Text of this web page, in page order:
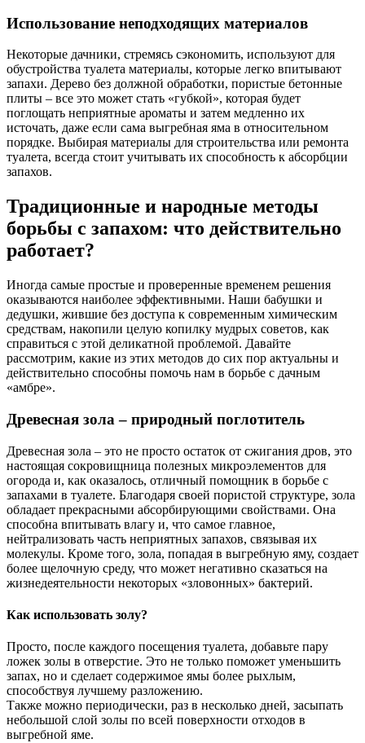
Использование неподходящих материалов
Некоторые дачники, стремясь сэкономить, используют для
обустройства туалета материалы, которые легко впитывают
запахи. Дерево без должной обработки, пористые бетонные
плиты – все это может стать «губкой», которая будет
поглощать неприятные ароматы и затем медленно их
источать, даже если сама выгребная яма в относительном
порядке. Выбирая материалы для строительства или ремонта
туалета, всегда стоит учитывать их способность к абсорбции
запахов.
Традиционные и народные методы
борьбы с запахом: что действительно
работает?
Иногда самые простые и проверенные временем решения
оказываются наиболее эффективными. Наши бабушки и
дедушки, жившие без доступа к современным химическим
средствам, накопили целую копилку мудрых советов, как
справиться с этой деликатной проблемой. Давайте
рассмотрим, какие из этих методов до сих пор актуальны и
действительно способны помочь нам в борьбе с дачным
«амбре».
Древесная зола – природный поглотитель
Древесная зола – это не просто остаток от сжигания дров, это
настоящая сокровищница полезных микроэлементов для
огорода и, как оказалось, отличный помощник в борьбе с
запахами в туалете. Благодаря своей пористой структуре, зола
обладает прекрасными абсорбирующими свойствами. Она
способна впитывать влагу и, что самое главное,
нейтрализовать часть неприятных запахов, связывая их
молекулы. Кроме того, зола, попадая в выгребную яму, создает
более щелочную среду, что может негативно сказаться на
жизнедеятельности некоторых «зловонных» бактерий.
Как использовать золу?
Просто, после каждого посещения туалета, добавьте пару
ложек золы в отверстие. Это не только поможет уменьшить
запах, но и сделает содержимое ямы более рыхлым,
способствуя лучшему разложению.
Также можно периодически, раз в несколько дней, засыпать
небольшой слой золы по всей поверхности отходов в
выгребной яме.